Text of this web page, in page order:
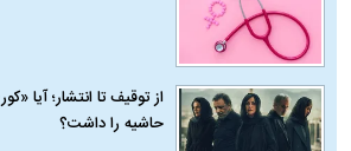
از توقیف تا انتشار؛ آیا
حاشیه را داشت؟